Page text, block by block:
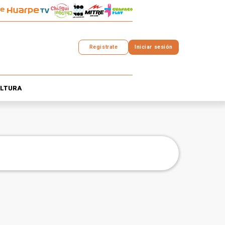
Registrate Iniciar sesión